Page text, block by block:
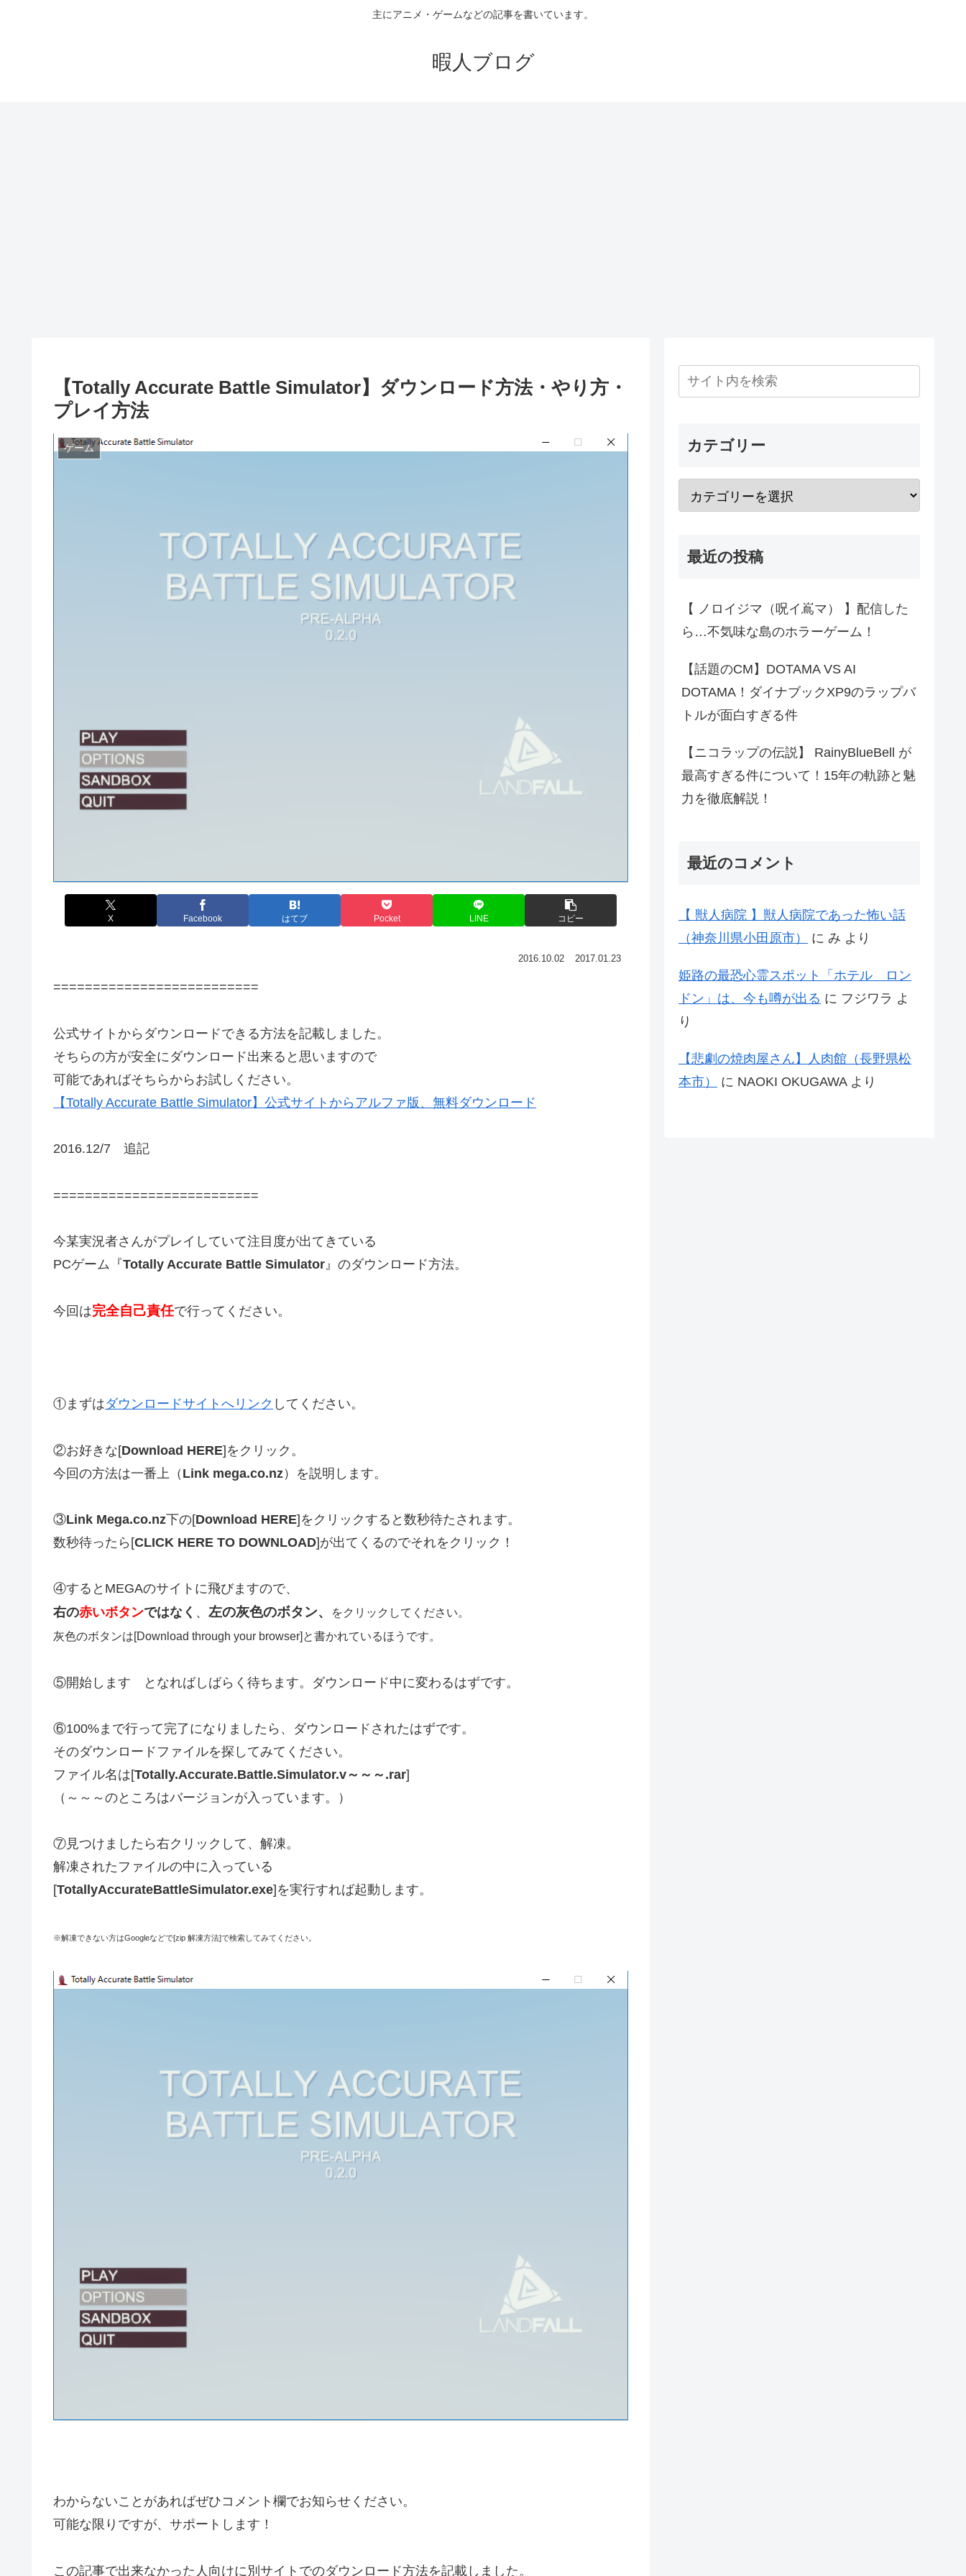
主にアニメ・ゲームなどの記事を書いています。
暇人ブログ
【Totally Accurate Battle Simulator】ダウンロード方法・やり方・
プレイ方法
ゲーム
X Facebook はてブ Pocket LINE コピー
2016.10.02 2017.01.23
==========================
公式サイトからダウンロードできる方法を記載しました。
そちらの方が安全にダウンロード出来ると思いますので
可能であればそちらからお試しください。
【Totally Accurate Battle Simulator】公式サイトからアルファ版、無料ダウンロード
2016.12/7 追記
==========================
今某実況者さんがプレイしていて注目度が出てきている
PCゲーム『Totally Accurate Battle Simulator 』のダウンロード方法。
今回は完全自己責任で行ってください。
①まずはダウンロードサイトへリンク してください。
②お好きな[Download HERE]をクリック。
今回の方法は一番上（ Link mega.co.nz）を説明します。
③Link Mega.co.nz下の[Download HERE]をクリックすると数秒待たされます。
数秒待ったら[CLICK HERE TO DOWNLOAD]が出てくるのでそれをクリック！
④するとMEGAのサイトに飛びますので、
右の赤いボタンではなく 、 左の灰色のボタン、
をクリックしてください。
灰色のボタンは[Download through your browser]と書かれているほうです。
⑤開始します となればしばらく待ちます。ダウンロード中に変わるはずです。
⑥100%まで行って完了になりましたら、ダウンロードされたはずです。
そのダウンロードファイルを探してみてください。
ファイル名は[Totally.Accurate.Battle.Simulator.v～～～.rar]
（～～～のところはバージョンが入っています。）
⑦見つけましたら右クリックして、解凍。
解凍されたファイルの中に入っている
[TotallyAccurateBattleSimulator.exe]を実行すれば起動します。
※解凍できない方はGoogleなどで[zip 解凍方法]で検索してみてください。
わからないことがあればぜひコメント欄でお知らせください。
可能な限りですが、サポートします！
この記事で出来なかった人向けに別サイトでのダウンロード方法を記載しました。
カテゴリー
最近の投稿
【 ノロイジマ（呪イ嶌マ） 】配信した
ら…不気味な島のホラーゲーム！
【話題のCM】DOTAMA VS AI
DOTAMA！ダイナブックXP9のラップバ
トルが面白すぎる件
【ニコラップの伝説】 RainyBlueBell が
最高すぎる件について！15年の軌跡と魅
力を徹底解説！
最近のコメント
【 獣人病院 】獣人病院であった怖い話
（神奈川県小田原市）
に み より
姫路の最恐心霊スポット「ホテル ロン
ドン」は、今も噂が出る に フジワラ よ
り
【悲劇の焼肉屋さん】人肉館（長野県松
本市）
に NAOKI OKUGAWAより